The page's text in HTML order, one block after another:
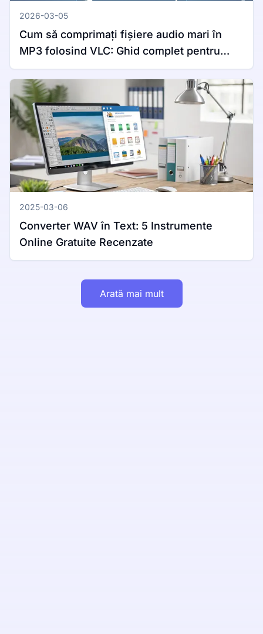
2026-03-05
Cum să comprimați fișiere audio mari în
MP3 folosind VLC: Ghid complet pentru
Windows și Mac
2025-03-06
Converter WAV în Text: 5 Instrumente
Online Gratuite Recenzate
Arată mai mult